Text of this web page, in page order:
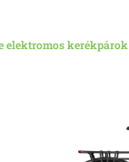
elektromos kerékpárok